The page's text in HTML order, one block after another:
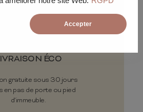
Accepter
ÉCO
gratuite sous 30 jours
en pas de porte ou pied
d'immeuble.